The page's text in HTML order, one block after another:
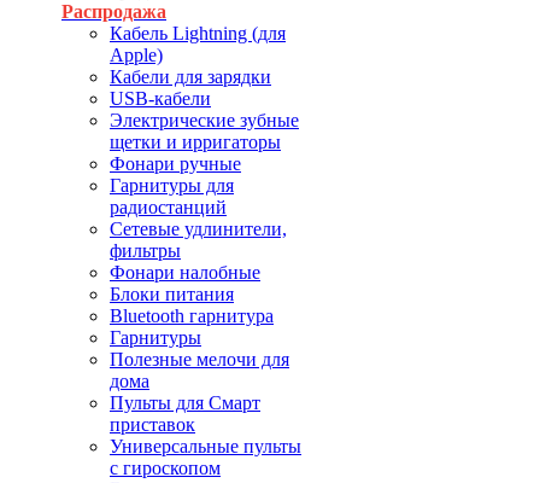
Распродажа
Кабель Lightning (для
Apple)
Кабели для зарядки
USB-кабели
Электрические зубные
щетки и ирригаторы
Фонари ручные
Гарнитуры для
радиостанций
Сетевые удлинители,
фильтры
Фонари налобные
Блоки питания
Bluetooth гарнитура
Гарнитуры
Полезные мелочи для
дома
Пульты для Смарт
приставок
Универсальные пульты
с гироскопом